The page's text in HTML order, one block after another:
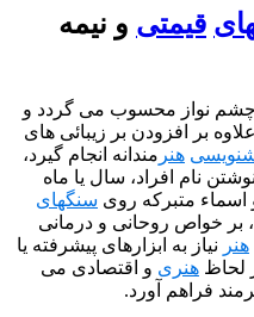
و نیمه
می گردد و
بر زیبائی های
مندانه انجام گیرد،
سال یا ماه
رویسنگهای
و درمانی
پیشرفته یا
و اقتصادی می